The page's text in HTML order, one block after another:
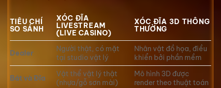
TIÊU CHÍ
SO SÁNH
XÓC ĐĨA
LIVESTREAM
(LIVE CASINO)
XÓC ĐĨA 3D THÔNG
THƯỜNG
Dealer
Người thật, có mặt
tại studio vật lý
Nhân vật đồ họa, điều
khiển bởi phần mềm
Bát và Đĩa
Vật thể vật lý thật
(nhựa/gỗ sơn mài)
Mô hình 3D được
render theo thuật toán